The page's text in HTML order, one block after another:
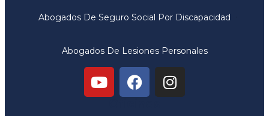
Abogados De Seguro Social Por Discapacidad
Abogados De Lesiones Personales